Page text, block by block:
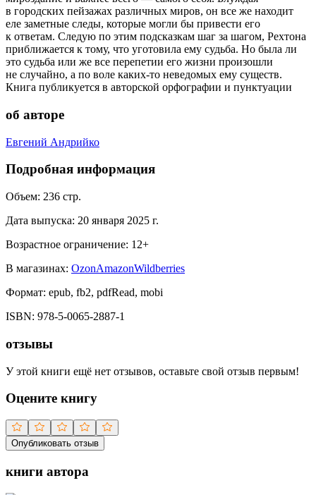
в городских пейзажах различных миров, он все же находит
еле заметные следы, которые могли бы привести его
к ответам. Следую по этим подсказкам шаг за шагом, Рехтона
приближается к тому, что уготовила ему судьба. Но была ли
это судьба или же все перепетии его жизни произошли
не случайно, а по воле каких-то неведомых ему существ.
Книга публикуется в авторской орфографии и пунктуации
об авторе
Евгений Андрийко
Подробная информация
Объем: 236 стр.
Дата выпуска: 20 января 2025 г.
Возрастное ограничение: 12+
В магазинах: OzonAmazonWildberries
Формат: epub, fb2, pdfRead, mobi
ISBN: 978-5-0065-2887-1
отзывы
У этой книги ещё нет отзывов, оставьте свой отзыв первым!
Оцените книгу
Опубликовать отзыв
книги автора